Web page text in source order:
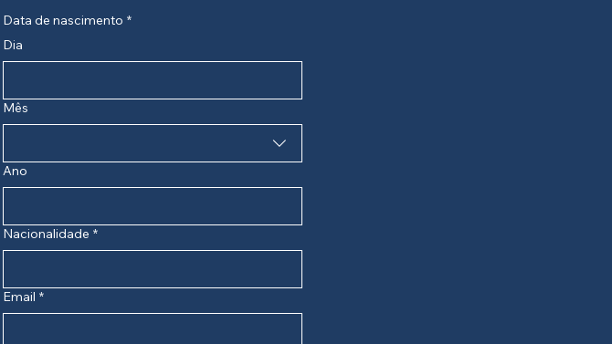
Data de nascimento *
Dia
Mês
Ano
Nacionalidade *
Email *